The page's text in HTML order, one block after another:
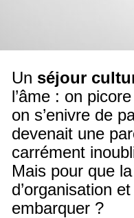
Un séjour
l’âme : on
on s’enivre de
devenait une
carrément
Mais pour que
d’organisation
embarquer ?